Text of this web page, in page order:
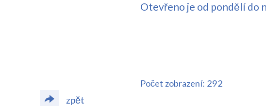
Otevřeno je od pondělí do
Počet zobrazení: 292
zpět